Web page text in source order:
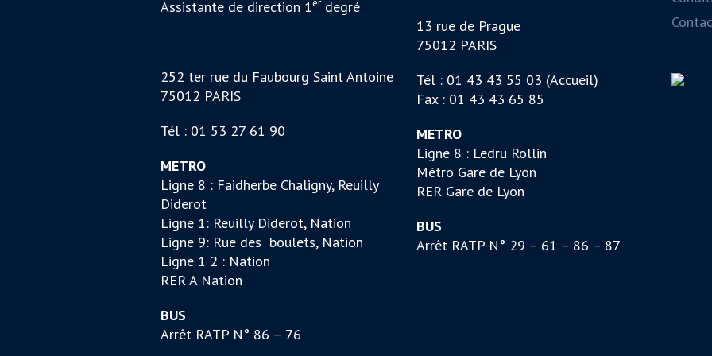
Assistante de direction 1 degré
252 ter rue du Faubourg Saint Antoine
75012 PARIS
Tél : 01 53 27 61 90
METRO
Ligne 8 : Faidherbe Chaligny, Reuilly
Diderot
Ligne 1: Reuilly Diderot, Nation
Ligne 9: Rue des boulets, Nation
Ligne 1 2 : Nation
RER A Nation
BUS
Arrêt RATP N° 86 – 76
13 rue de Prague
75012 PARIS
Tél : 01 43 43 55 03 (Accueil)
Fax : 01 43 43 65 85
METRO
Ligne 8 : Ledru Rollin
Métro Gare de Lyon
RER Gare de Lyon
BUS
Arrêt RATP N° 29 – 61 – 86 – 87